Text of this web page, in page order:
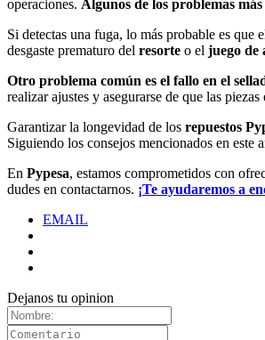
operaciones. Algunos de los problemas
Si detectas una fuga, lo más probable es que
desgaste prematuro del resorte o el juego de
Otro problema común es el fallo en el
realizar ajustes y asegurarse de que las
Garantizar la longevidad de los repuestos
Siguiendo los consejos mencionados en
En Pypesa, estamos comprometidos con
dudes en contactarnos. ¡Te ayudaremos a
EMAIL
Dejanos tu opinion